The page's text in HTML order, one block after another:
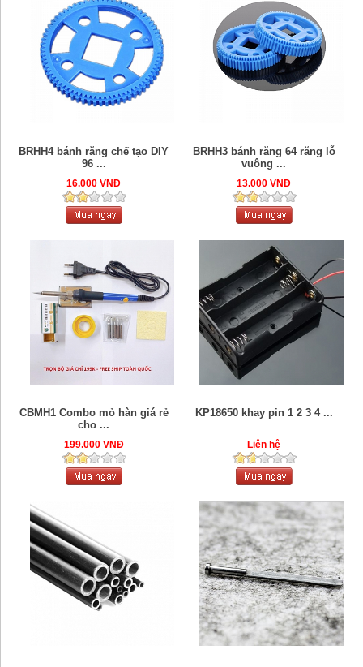
BRHH4 bánh răng chế tạo DIY
96 ...
16.000 VNĐ
BRHH3 bánh răng 64 răng lỗ
vuông ...
13.000 VNĐ
CBMH1 Combo mỏ hàn giá rẻ
cho ...
199.000 VNĐ
KP18650 khay pin 1 2 3 4 ...
Liên hệ